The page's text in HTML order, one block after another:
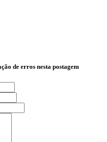
de erros nesta postagem